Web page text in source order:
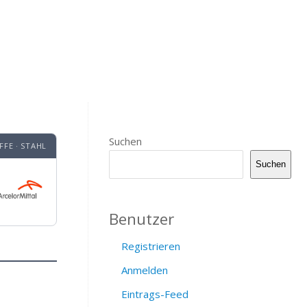
· STAHL Suchen
Suchen
Benutzer
Registrieren
Anmelden
Eintrags-Feed